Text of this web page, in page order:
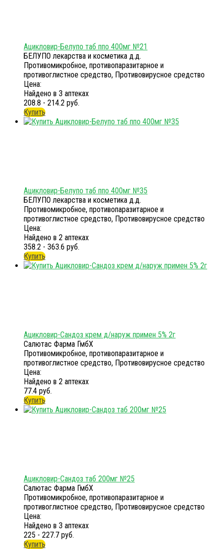
Ацикловир-Белупо таб ппо 400мг №21
БЕЛУПО лекарства и косметика д.д.
Противомикробное, противопаразитарное и
противоглистное средство, Противовирусное средство
Цена:
Найдено в 3 аптеках
208.8 - 214.2 руб.
Купить
Ацикловир-Белупо таб ппо 400мг №35
БЕЛУПО лекарства и косметика д.д.
Противомикробное, противопаразитарное и
противоглистное средство, Противовирусное средство
Цена:
Найдено в 2 аптеках
358.2 - 363.6 руб.
Купить
Ацикловир-Сандоз крем д/наруж примен 5% 2г
Салютас Фарма ГмбХ
Противомикробное, противопаразитарное и
противоглистное средство, Противовирусное средство
Цена:
Найдено в 2 аптеках
77.4 руб.
Купить
Ацикловир-Сандоз таб 200мг №25
Салютас Фарма ГмбХ
Противомикробное, противопаразитарное и
противоглистное средство, Противовирусное средство
Цена:
Найдено в 3 аптеках
225 - 227.7 руб.
Купить